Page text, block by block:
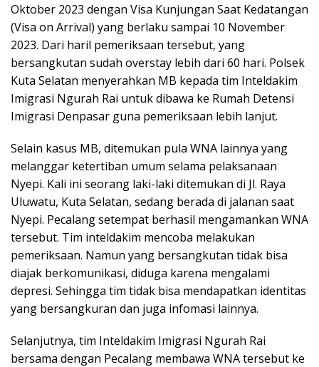
Oktober 2023 dengan Visa Kunjungan Saat Kedatangan
(Visa on Arrival) yang berlaku sampai 10 November
2023. Dari haril pemeriksaan tersebut, yang
bersangkutan sudah overstay lebih dari 60 hari. Polsek
Kuta Selatan menyerahkan MB kepada tim Inteldakim
Imigrasi Ngurah Rai untuk dibawa ke Rumah Detensi
Imigrasi Denpasar guna pemeriksaan lebih lanjut.
Selain kasus MB, ditemukan pula WNA lainnya yang
melanggar ketertiban umum selama pelaksanaan
Nyepi. Kali ini seorang laki-laki ditemukan di Jl. Raya
Uluwatu, Kuta Selatan, sedang berada di jalanan saat
Nyepi. Pecalang setempat berhasil mengamankan WNA
tersebut. Tim inteldakim mencoba melakukan
pemeriksaan. Namun yang bersangkutan tidak bisa
diajak berkomunikasi, diduga karena mengalami
depresi. Sehingga tim tidak bisa mendapatkan identitas
yang bersangkuran dan juga infomasi lainnya.
Selanjutnya, tim Inteldakim Imigrasi Ngurah Rai
bersama dengan Pecalang membawa WNA tersebut ke